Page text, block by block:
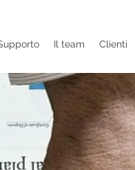
Il team Clienti